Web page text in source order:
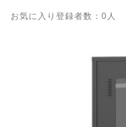
お気に入り登録者数：0人